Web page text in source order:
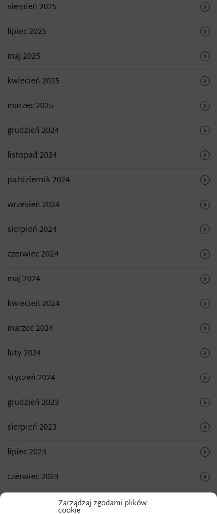
Zarządzaj zgodami plików
cookie
sierpień 2025
lipiec 2025
maj 2025
kwiecień 2025
marzec 2025
grudzień 2024
listopad 2024
październik 2024
wrzesień 2024
sierpień 2024
czerwiec 2024
maj 2024
kwiecień 2024
marzec 2024
luty 2024
styczeń 2024
grudzień 2023
sierpień 2023
lipiec 2023
czerwiec 2023